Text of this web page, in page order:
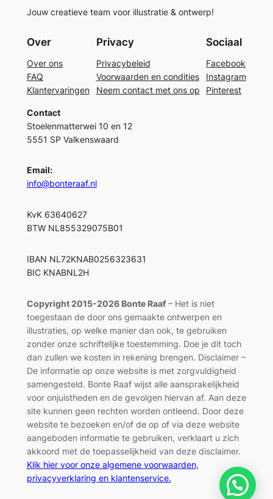
Jouw creatieve team voor illustratie & ontwerp!
Over
Over ons
FAQ
Klantervaringen
Privacy
Privacybeleid
Voorwaarden en condities
Neem contact met ons op
Sociaal
Facebook
Instagram
Pinterest
Contact
Stoelenmatterwei 10 en 12
5551 SP Valkenswaard
Email:
info@bonteraaf.nl
KvK 63640627
BTW NL855329075B01
IBAN NL72KNAB0256323631
BIC KNABNL2H
Copyright 2015-2026 Bonte Raaf– Het is niet
toegestaan de door ons gemaakte ontwerpen en
illustraties, op welke manier dan ook, te gebruiken
zonder onze schriftelijke toestemming. Doe je dit toch
dan zullen we kosten in rekening brengen. Disclaimer –
De informatie op onze website is met zorgvuldigheid
samengesteld. Bonte Raaf wijst alle aansprakelijkheid
voor onjuistheden en de gevolgen hiervan af. Aan deze
site kunnen geen rechten worden ontleend. Door deze
website te bezoeken en/of de op of via deze website
aangeboden informatie te gebruiken, verklaart u zich
akkoord met de toepasselijkheid van deze disclaimer.
Klik hier voor onze algemene voorwaarden,
privacyverklaring en klantenservice.